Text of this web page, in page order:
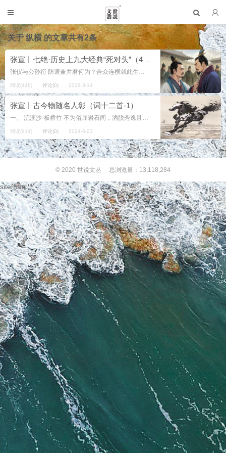
关于纵横的文章共有2条
张仪与公孙衍 防遭兼并君何为？合众连横就此生。 相互竞争趋激烈，两人博弈赛输赢。 注： 张仪与公孙衍是战国时期著名的纵横...
阅读(448) 评论(0) 2026-3-14
张宣丨古今物随名人彰（词十二首-1）
一、 浣溪沙·板桥竹 不为俗屈岩石间，洒脱秀逸且盎然， 后园十万亦斑斓。 削尽冗长留清瘦，画竹无数直而坚， 丹青内涵可流连。 注：...
阅读(914) 评论(0) 2024-6-23
© 2020 世说文丛 总浏览量：13,118,284
sitemap